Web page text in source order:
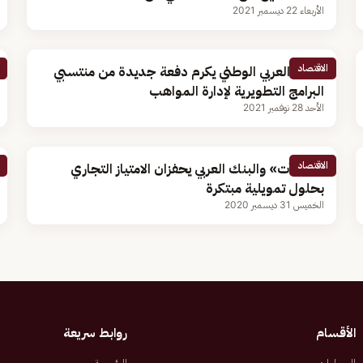
الأربعاء 22 ديسمبر 2021
الاقتصاد
البنك العربي الوطني يكرم دفعة جديدة من منتسبي
البرامج التطويرية لإدارة المواهب
الأحد 28 نوفمبر 2021
الاقتصاد
«منشآت» والبنك العربي يحفزان الامتياز التجاري
بحلول تمويلية مبتكرة
الخميس 31 ديسمبر 2020
الأقسام روابط سريعة